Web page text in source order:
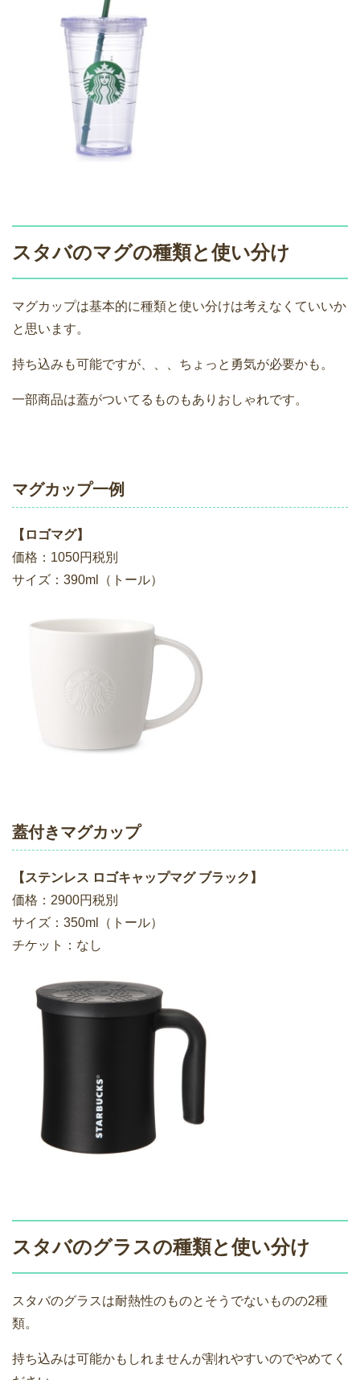
スタバのマグの種類と使い分け
マグカップは基本的に種類と使い分けは考えなくていいか
と思います。
持ち込みも可能ですが、、、ちょっと勇気が必要かも。
一部商品は蓋がついてるものもありおしゃれです。
マグカップ一例
【ロゴマグ】
価格：1050円税別
サイズ：390ml（トール）
蓋付きマグカップ
【ステンレス ロゴキャップマグ ブラック】
価格：2900円税別
サイズ：350ml（トール）
チケット：なし
スタバのグラスの種類と使い分け
スタバのグラスは耐熱性のものとそうでないものの2種
類。
持ち込みは可能かもしれませんが割れやすいのでやめてく